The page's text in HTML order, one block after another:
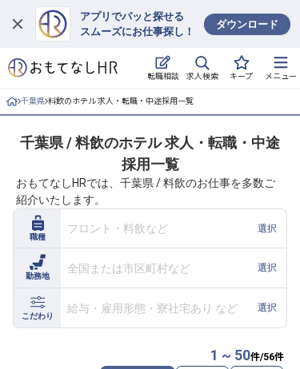
アプリでパッと探せる
スムーズにお仕事探し！
ダウンロード
転職相談 求人検索 キープ メニュー
ログイン
求人・施設を探す
就職・転職 合同説明会
おもてなしHRについて
ご利用の流れ
よくある質問
ホテル・宿泊業界情報コラム
千葉県 料飲のホテル 求人・転職・中途採用一覧
千葉県 / 料飲のホテル 求人・転職・中途
採用一覧
おもてなしHRでは、千葉県 / 料飲のお仕事を多数ご
紹介いたします。
職種
フロント・料飲など 選択
勤務地
全国または市区町村など 選択
こだわり
給与・雇用形態・寮社宅あり など 選択
1 ~ 50件/56件